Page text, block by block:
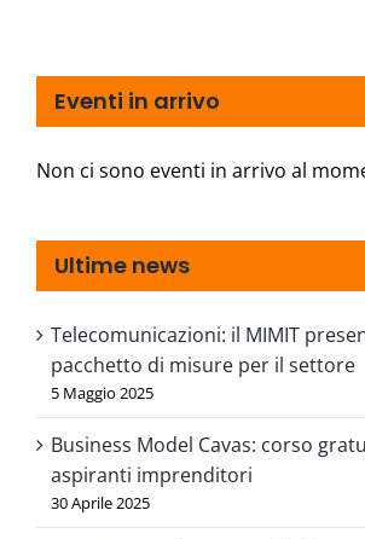
Eventi in arrivo
Non ci sono eventi in arrivo al
Ultime news
Telecomunicazioni: il MIMIT
pacchetto di misure per il settore
5 Maggio 2025
Business Model Cavas: corso
aspiranti imprenditori
30 Aprile 2025